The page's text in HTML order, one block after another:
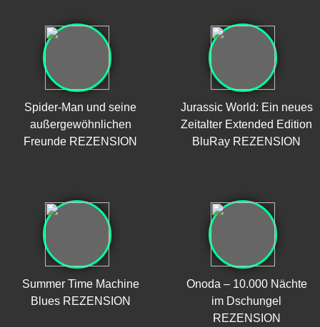
Spider-Man und seine
außergewöhnlichen
Freunde REZENSION
Jurassic World: Ein neues
Zeitalter Extended Edition
BluRay REZENSION
Summer Time Machine
Blues REZENSION
Onoda – 10.000 Nächte
im Dschungel
REZENSION